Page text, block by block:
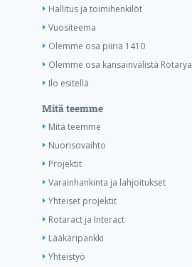
Hallitus ja toimihenkilöt
Vuositeema
Olemme osa piiriä 1410
Olemme osa kansainvälistä Rotarya
Ilo esitellä
Mitä teemme
Mitä teemme
Nuorisovaihto
Projektit
Varainhankinta ja lahjoitukset
Yhteiset projektit
Rotaract ja Interact
Lääkäripankki
Yhteistyö